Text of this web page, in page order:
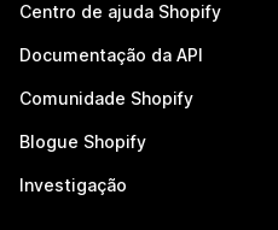
Centro de ajuda Shopify
Documentação da API
Comunidade Shopify
Blogue Shopify
Investigação